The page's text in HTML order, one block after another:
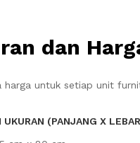
dan
harga untuk setiap unit
UKURAN (PANJANG X